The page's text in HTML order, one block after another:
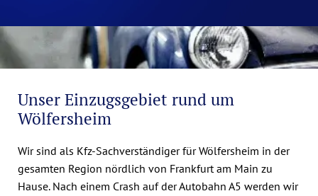
Unser Einzugsgebiet rund um
Wölfersheim
Wir sind als Kfz-Sachverständiger für Wölfersheim in der
gesamten Region nördlich von Frankfurt am Main zu
Hause. Nach einem Crash auf der Autobahn A5 werden wir